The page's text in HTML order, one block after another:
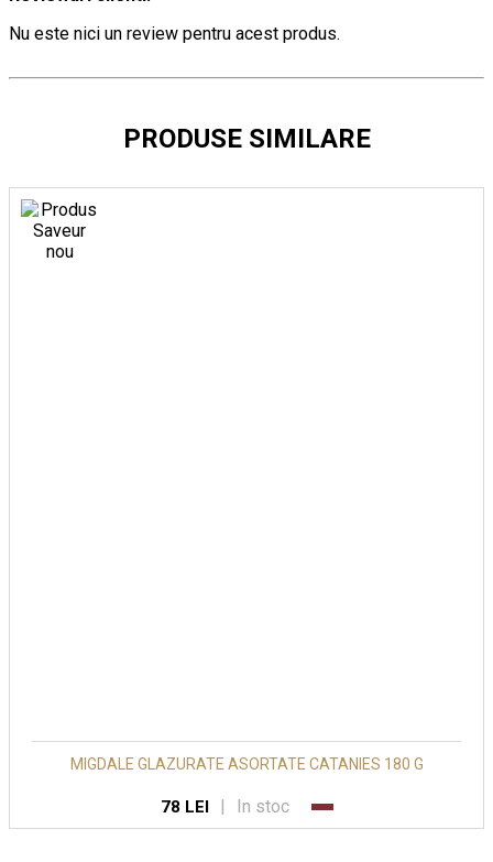
Nu este nici un review pentru acest produs.
PRODUSE SIMILARE
MIGDALE GLAZURATE ASORTATE CATANIES 180 G
78 LEI In stoc